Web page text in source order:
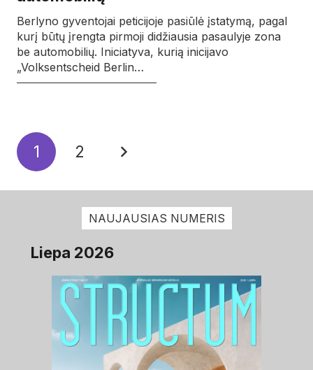
Berlyno gyventojai peticijoje pasiūlė įstatymą, pagal
kurį būtų įrengta pirmoji didžiausia pasaulyje zona
be automobilių. Iniciatyva, kurią inicijavo
„Volksentscheid Berlin…
1 2
NAUJAUSIAS NUMERIS
Liepa 2026